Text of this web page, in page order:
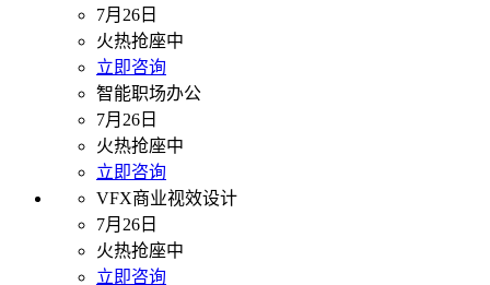
7月26日
火热抢座中
立即咨询
智能职场办公
7月26日
火热抢座中
立即咨询
VFX商业视效设计
7月26日
火热抢座中
立即咨询